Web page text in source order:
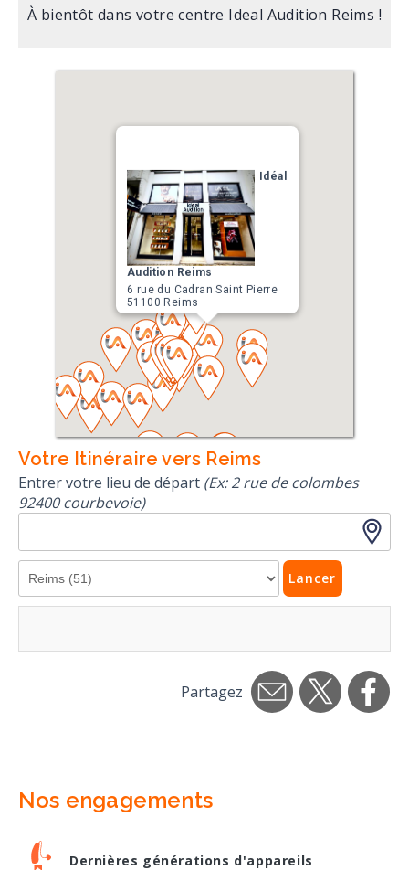
À bientôt dans votre centre Ideal Audition Reims !
Idéal
Audition Reims
6 rue du Cadran Saint Pierre
51100 Reims
Votre Itinéraire vers Reims
Entrer votre lieu de départ (Ex: 2 rue de colombes
92400 courbevoie)
Lancer
Partagez
Nos engagements
Dernières générations d'appareils